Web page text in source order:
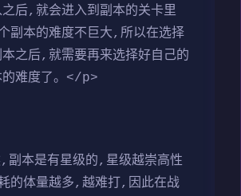
之后,就会进入到副本的关卡里
副本的难度不巨大,所以在选择
之后,就需要再来选择好自己的
的难度了。</p>
副本是有星级的,星级越崇高性
的体量越多,越难打,因此在战